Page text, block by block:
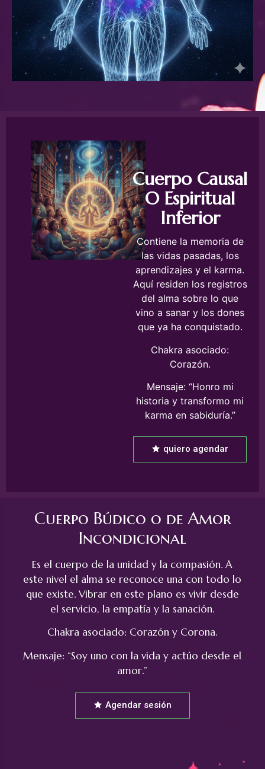
Cuerpo Causal
O Espiritual
Inferior
Contiene la memoria de
las vidas pasadas, los
aprendizajes y el karma.
Aquí residen los registros
del alma sobre lo que
vino a sanar y los dones
que ya ha conquistado.
Chakra asociado:
Corazón.
Mensaje: “Honro mi
historia y transformo mi
karma en sabiduría.”
quiero agendar
Cuerpo Búdico o de Amor
Incondicional
Es el cuerpo de la unidad y la compasión. A
este nivel el alma se reconoce una con todo lo
que existe. Vibrar en este plano es vivir desde
el servicio, la empatía y la sanación.
Chakra asociado: Corazón y Corona.
Mensaje: “Soy uno con la vida y actúo desde el
amor.”
Agendar sesión